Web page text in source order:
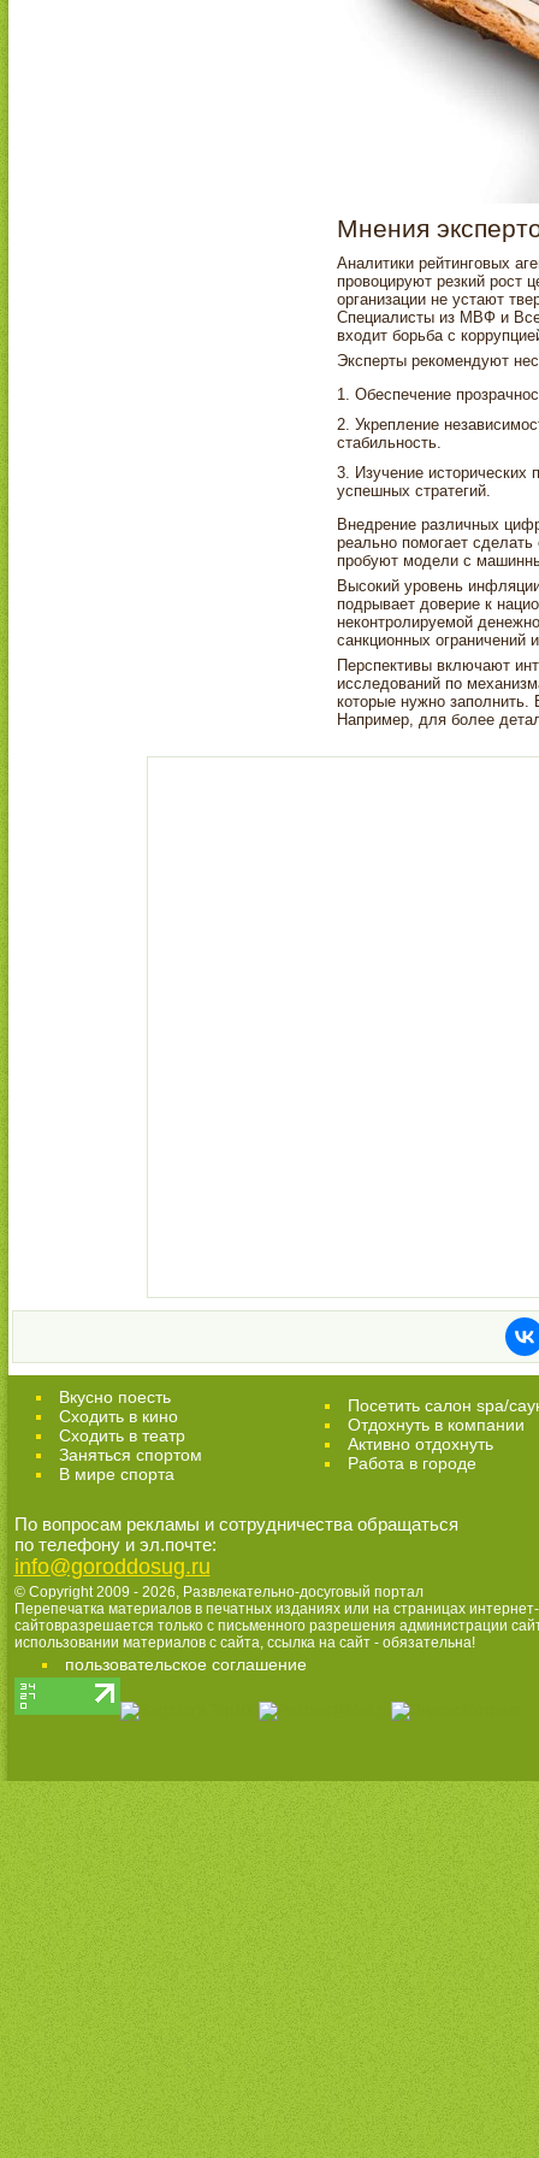
Мнения
Аналитики рейтинговых
провоцируют резкий рост
организации не устают
Специалисты из МВФ и
входит борьба с
Эксперты рекомендуют
Обеспечение
Укрепление
стабильность.
Изучение
успешных стратегий.
Внедрение различных
реально помогает
пробуют модели с
Высокий уровень
подрывает доверие к
неконтролируемой
санкционных
Перспективы включают
исследований по
которые нужно заполнить.
Например, для более
Вкусно поесть
Сходить в кино
Cходить в театр
Заняться спортом
В мире спорта
Посетить салон spa/
Отдохнуть в компании
Активно отдохнуть
Работа в городе
По вопросам рекламы и сотрудничества обращаться
по телефону и эл.почте:
info@goroddosug.ru
© Copyright 2009 - 2026, Развлекательно-досуговый портал
Перепечатка материалов в печатных изданиях или на страницах интернет-
сайтовразрешается только с письменного разрешения администрации
использовании материалов с сайта, ссылка на сайт - обязательна!
пользовательское соглашение